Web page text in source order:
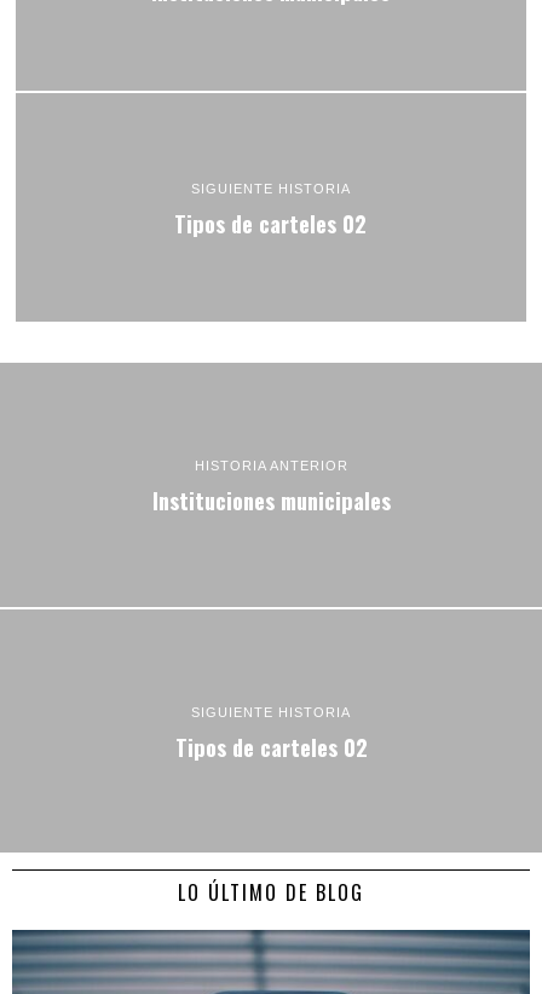
SIGUIENTE HISTORIA
Tipos de carteles 02
HISTORIA ANTERIOR
Instituciones municipales
SIGUIENTE HISTORIA
Tipos de carteles 02
LO ÚLTIMO DE BLOG